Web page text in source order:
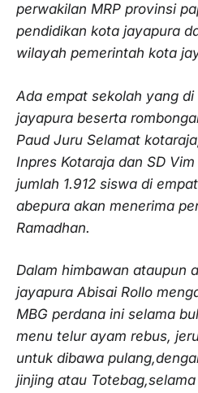
perwakilan MRP provinsi
pendidikan kota jayapura
wilayah pemerintah kota
Ada empat sekolah yang
jayapura beserta
Paud Juru Selamat
Inpres Kotaraja dan SD
jumlah 1.912 siswa di
abepura akan menerima
Ramadhan.
Dalam himbawan ataupun
jayapura Abisai Rollo
MBG perdana ini selama
menu telur ayam rebus,
untuk dibawa
jinjing atau